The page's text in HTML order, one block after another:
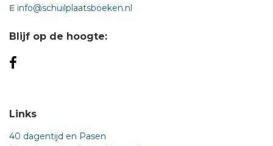
E info@schuilplaatsboeken.nl
Blijf op de hoogte:
Links
40 dagentijd en Pasen